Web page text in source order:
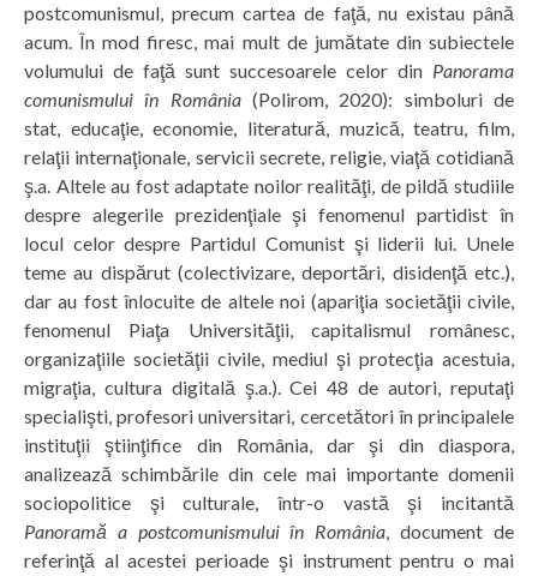
postcomunismul, precum cartea de faţă, nu existau până
acum. În mod firesc, mai mult de jumătate din subiectele
volumului de faţă sunt succesoarele celor din Panorama
comunismului în România(Polirom, 2020): simboluri de
stat, educaţie, economie, literatură, muzică, teatru, film,
relaţii internaţionale, servicii secrete, religie, viaţă cotidiană
ş.a. Altele au fost adaptate noilor realităţi, de pildă studiile
despre alegerile prezidenţiale şi fenomenul partidist în
locul celor despre Partidul Comunist şi liderii lui. Unele
teme au dispărut (colectivizare, deportări, disidenţă etc.),
dar au fost înlocuite de altele noi (apariţia societăţii civile,
fenomenul Piaţa Universităţii, capitalismul românesc,
organizaţiile societăţii civile, mediul şi protecţia acestuia,
migraţia, cultura digitală ş.a.). Cei 48 de autori, reputaţi
specialişti, profesori universitari, cercetători în principalele
instituţii ştiinţifice din România, dar şi din diaspora,
analizează schimbările din cele mai importante domenii
sociopolitice şi culturale, într-o vastă şi incitantă
Panoramă a postcomunismului în România, document de
referinţă al acestei perioade şi instrument pentru o mai